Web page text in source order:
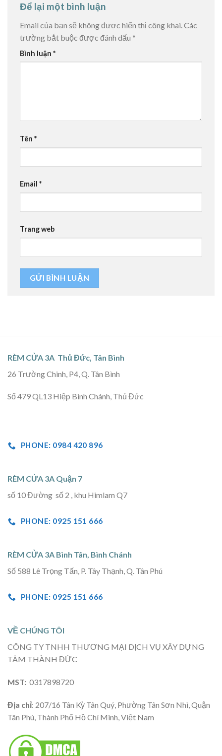
Để lại một bình luận
Email của bạn sẽ không được hiển thị công khai. Các
trường bắt buộc được đánh dấu *
Bình luận *
Tên *
Email *
Trang web
RÈM CỬA 3A Thủ Đức, Tân Bình
26 Trường Chinh, P4, Q. Tân Bình
Số 479 QL13 Hiệp Bình Chánh, Thủ Đức
PHONE: 0984 420 896
RÈM CỬA 3A Quận 7
số 10 Đường số 2 , khu Himlam Q7
PHONE: 0925 151 666
RÈM CỬA 3A Bình Tân, Bình Chánh
Số 588 Lê Trọng Tấn, P. Tây Thạnh, Q. Tân Phú
PHONE: 0925 151 666
VỀ CHÚNG TÔI
CÔNG TY TNHH THƯƠNG MẠI DỊCH VỤ XÂY DỰNG
TÂM THÀNH ĐỨC
MST: 0317898720
Địa chỉ: 207/16 Tân Kỳ Tân Quý, Phường Tân Sơn Nhì, Quận
Tân Phú, Thành Phố Hồ Chí Minh, Việt Nam